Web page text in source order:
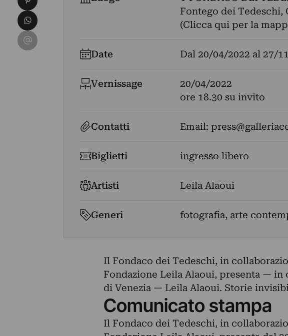
Fontego dei Tedeschi,
(Clicca qui per la
Date Dal 20/04/2022 al 27/
Vernissage
20/04/2022
ore 18.30 su invito
Contatti Email:
Biglietti ingresso libero
Artisti Leila Alaoui
Generi fotografia, arte
Il Fondaco dei Tedeschi, in
Fondazione Leila Alaoui, presenta — in
di Venezia — Leila Alaoui. Storie
Comunicato stampa
Il Fondaco dei Tedeschi, in
Condividi su WhatsApp
Condividi su Email